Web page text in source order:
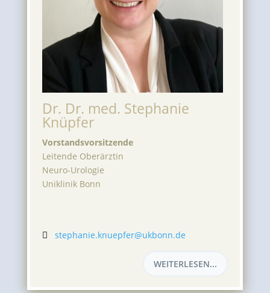
Dr. Dr. med. Stephanie
Knüpfer
Vorstandsvorsitzende
Leitende Oberärztin
Neuro-Urologie
Uniklinik Bonn
 stephanie.knuepfer@ukbonn.de
WEITERLESEN...